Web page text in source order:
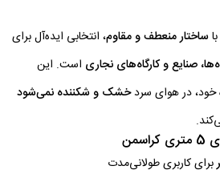
باساختار منعطف و مقاوم، انتخابی ایده‌آل برای
صنایع و کارگاه‌های نجاری است. این
خود، در هوای سردخشک و شکننده نمی‌شود
برای کاربری طولانی‌مدت